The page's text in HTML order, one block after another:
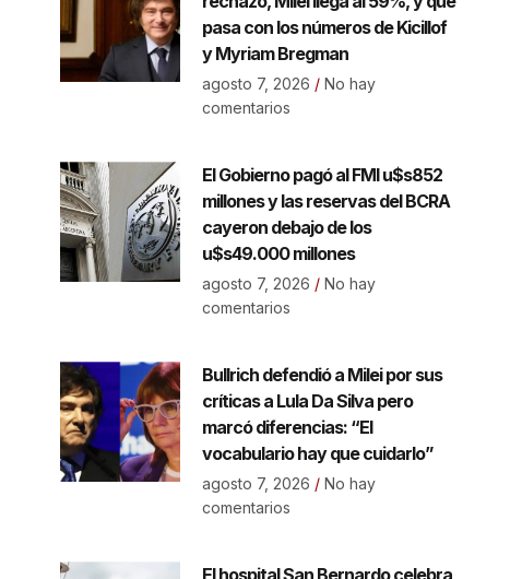
pasa con los números de Kicillof
y Myriam Bregman
agosto 7, 2026 No hay
comentarios
El Gobierno pagó al FMI u$s852
millones y las reservas del BCRA
cayeron debajo de los
u$s49.000 millones
agosto 7, 2026 No hay
comentarios
Bullrich defendió a Milei por sus
críticas a Lula Da Silva pero
marcó diferencias: “El
vocabulario hay que cuidarlo”
agosto 7, 2026 No hay
comentarios